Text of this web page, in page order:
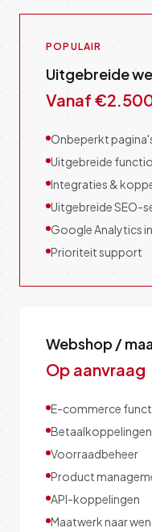
POPULAIR
Uitgebreide
Vanaf
Onbeperkt
Uitgebreide
Integraties &
Uitgebreide SEO-
Google Analytics
Prioriteit support
Webshop /
Op aanvraag
E-commerce
Betaalkoppelingen
Voorraadbeheer
Product
API-koppelingen
Maatwerk naar